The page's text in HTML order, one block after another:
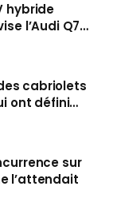
hybride
l’Audi Q7
cabriolets
ont défini
sur
l’attendait